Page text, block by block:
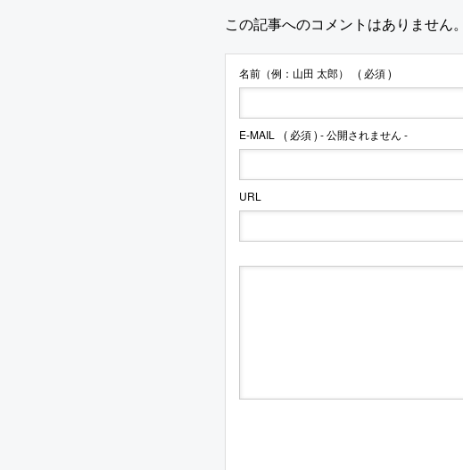
この記事へのコメントはありません。
名前（例：山田 太郎） ( 必須 )
E-MAIL ( 必須 ) - 公開されません -
URL